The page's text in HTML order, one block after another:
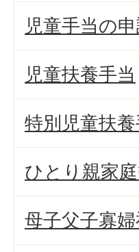
児童手当の
児童扶養手当
特別児童扶
ひとり親家
母子父子寡